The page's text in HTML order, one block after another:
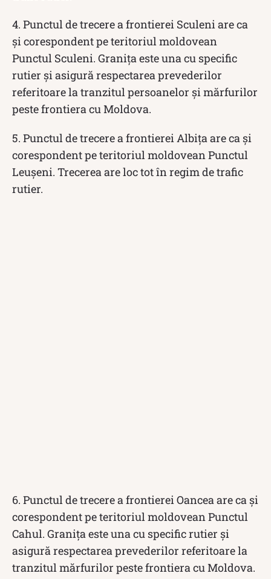
4. Punctul de trecere a frontierei Sculeni are ca
și corespondent pe teritoriul moldovean
Punctul Sculeni. Granița este una cu specific
rutier și asigură respectarea prevederilor
referitoare la tranzitul persoanelor și mărfurilor
peste frontiera cu Moldova.
5. Punctul de trecere a frontierei Albița are ca și
corespondent pe teritoriul moldovean Punctul
Leușeni. Trecerea are loc tot în regim de trafic
rutier.
6. Punctul de trecere a frontierei Oancea are ca și
corespondent pe teritoriul moldovean Punctul
Cahul. Granița este una cu specific rutier și
asigură respectarea prevederilor referitoare la
tranzitul mărfurilor peste frontiera cu Moldova.